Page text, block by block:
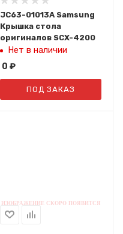
JC63-01013A Samsung
Крышка стола
оригиналов SCX-4200
Нет в наличии
0 ₽
ПОД ЗАКАЗ